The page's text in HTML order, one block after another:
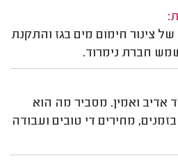
צינור חימום מים בגז והתקנת
חברת נימרוד.
אדיב ואמין. מסביר מה הוא
מחירים די טובים ועבודה